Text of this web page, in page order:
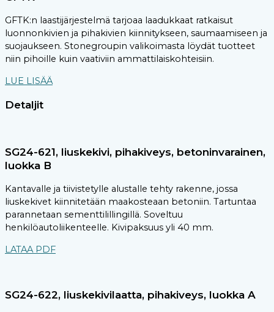
GFTK:n laastijärjestelmä tarjoaa laadukkaat ratkaisut
luonnonkivien ja pihakivien kiinnitykseen, saumaamiseen ja
suojaukseen. Stonegroupin valikoimasta löydät tuotteet
niin pihoille kuin vaativiin ammattilaiskohteisiin.
LUE LISÄÄ
Detaljit
SG24-621, liuskekivi, pihakiveys, betoninvarainen,
luokka B
Kantavalle ja tiivistetylle alustalle tehty rakenne, jossa
liuskekivet kiinnitetään maakosteaan betoniin. Tartuntaa
parannetaan sementtilillingillä. Soveltuu
henkilöautoliikenteelle. Kivipaksuus yli 40 mm.
LATAA PDF
SG24-622, liuskekivilaatta, pihakiveys, luokka A